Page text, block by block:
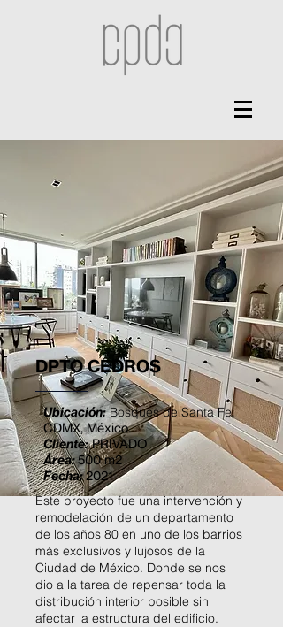
DPTO CEDROS
Ubicación:Bosques de Santa Fe,
CDMX, México.
Cliente: PRIVADO
Área:500 m2
Fecha:2021
Este proyecto fue una intervención y
remodelación de un departamento
de los años 80 en uno de los barrios
más exclusivos y lujosos de la
Ciudad de México. Donde se nos
dio a la tarea de repensar toda la
distribución interior posible sin
afectar la estructura del edificio.